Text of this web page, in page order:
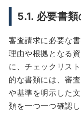
5.1. 必要書
審査請求に必要な
理由や根拠となる
に、チェックリス
的な書類には、審
や基準を明示した
類を一つ一つ確認